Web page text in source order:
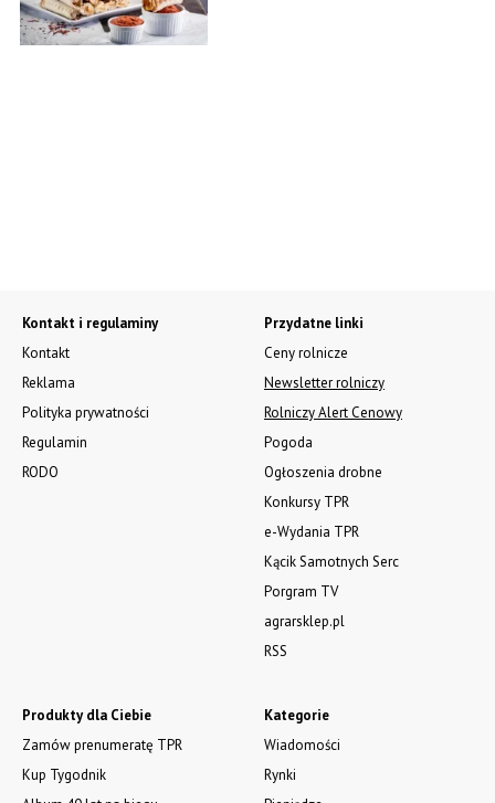
Kontakt i regulaminy
Kontakt
Reklama
Polityka prywatności
Regulamin
RODO
Kategorie
Wiadomości
Rynki
Produkty dla Ciebie
Zamów prenumeratę TPR
Kup Tygodnik
Przydatne linki
Ceny rolnicze
Newsletter rolniczy
Rolniczy Alert Cenowy
Pogoda
Ogłoszenia drobne
Konkursy TPR
e-Wydania TPR
Kącik Samotnych Serc
Porgram TV
agrarsklep.pl
RSS